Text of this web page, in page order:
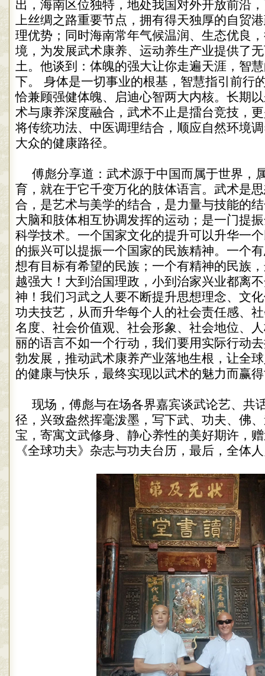
出，海南区位独特，地处我国对外开放前沿
上丝绸之路重要节点，拥有得天独厚的自贸
理优势；同时海南常年气候温润、生态优良
境，为发展武术康养、运动养生产业提供了
土。他谈到：体魄的强大让你走遍天涯，智
下。 身体是一切事业的根基，智慧指引前行
恰兼顾强健体魄、启迪心智两大内核。长期
术与康养深度融合，武术不止是擂台竞技，
将传统功法、中医调理结合，顺应自然环境
大众的健康路径。
傅彪分享道：武术源于中国而属于世界，
育，就在于它千变万化的肢体语言。武术是
合，是艺术与美学的结合，是力量与技能的
大脑和肢体相互协调发挥的运动；是一门提
科学技术。一个国家文化的提升可以升华一
的振兴可以提振一个国家的民族精神。一个
想有目标有希望的民族；一个有精神的民族
越强大！大到治国理政，小到治家兴业都离
神！我们习武之人要不断提升思想理念、文
功夫技艺，从而升华每个人的社会责任感、
名度、社会价值观、社会形象、社会地位、
丽的语言不如一个行动，我们要用实际行动
勃发展，推动武术康养产业落地生根，让全
的健康与快乐，最终实现以武术的魅力而赢
现场，傅彪与在场各界嘉宾谈武论艺、共
径，兴致盎然挥毫泼墨，写下武、功夫、佛
宝，寄寓文武修身、静心养性的美好期许，
《全球功夫》杂志与功夫台历，最后，全体